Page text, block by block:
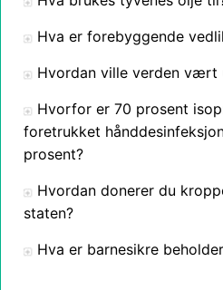
Hva er forebyggende
Hvordan ville verden vært
Hvorfor er 70 prosent
foretrukket
prosent?
Hvordan donerer du
staten?
Hva er barnesikre